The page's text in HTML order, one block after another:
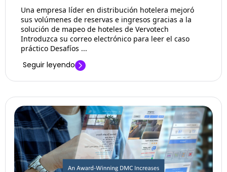
Una empresa líder en distribución hotelera mejoró
sus volúmenes de reservas e ingresos gracias a la
solución de mapeo de hoteles de Vervotech
Introduzca su correo electrónico para leer el caso
práctico Desafíos ...
Seguir leyendo